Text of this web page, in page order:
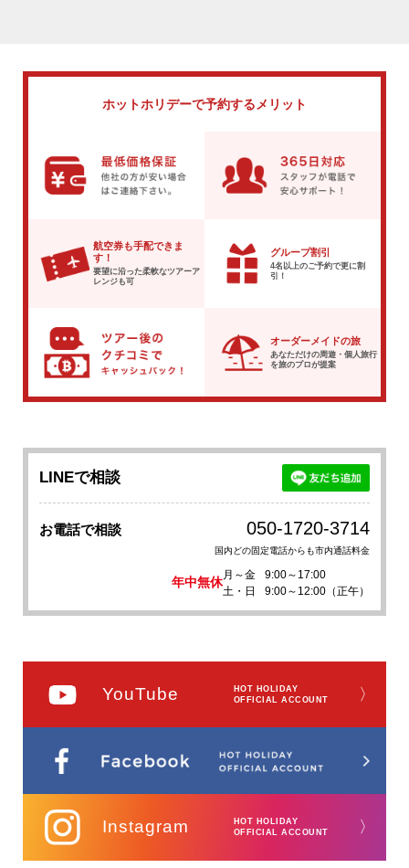
ホットホリデーで予約するメリット
航空券も手配できま
す！
要望に沿った柔軟なツアーア
レンジも可
グループ割引
4名以上のご予約で更に割
引！
オーダーメイドの旅
あなただけの周遊・個人旅行
を旅のプロが提案
LINEで相談
お電話で相談 050-1720-3714
国内どの固定電話からも市内通話料金
年中無休
月～金
9:00～17:00
土・日
9:00～12:00（正午）
YouTube
HOT HOLIDAY
OFFICIAL ACCOUNT
〉
Instagram
HOT HOLIDAY
OFFICIAL ACCOUNT
〉